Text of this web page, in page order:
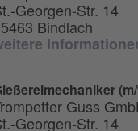
Georgen-Str. 14
Bindlach
Guss
Georgen-Str. 14